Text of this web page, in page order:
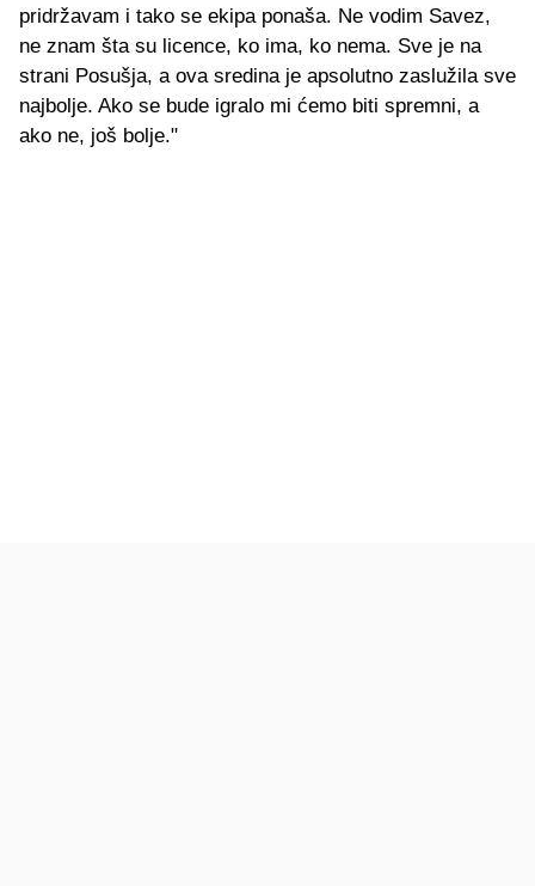
pridržavam i tako se ekipa ponaša. Ne vodim Savez,
ne znam šta su licence, ko ima, ko nema. Sve je na
strani Posušja, a ova sredina je apsolutno zaslužila sve
najbolje. Ako se bude igralo mi ćemo biti spremni, a
ako ne, još bolje."